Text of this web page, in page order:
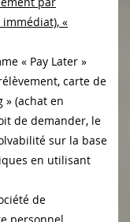
«
« Pay Later »
carte de
» (achat en
de demander, le
sur la base
en utilisant
de